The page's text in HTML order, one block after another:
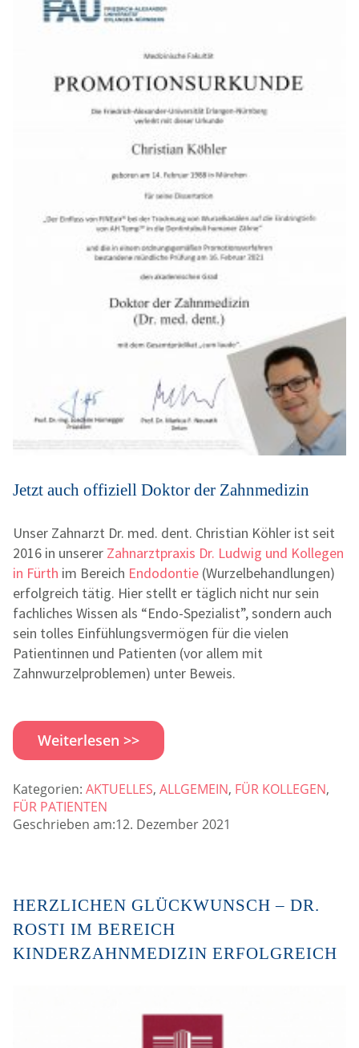
Jetzt auch offiziell Doktor der Zahnmedizin
Unser Zahnarzt Dr. med. dent. Christian Köhler ist seit
2016 in unserer Zahnarztpraxis Dr. Ludwig und Kollegen
in Fürth im Bereich Endodontie (Wurzelbehandlungen)
erfolgreich tätig. Hier stellt er täglich nicht nur sein
fachliches Wissen als “Endo-Spezialist”, sondern auch
sein tolles Einfühlungsvermögen für die vielen
Patientinnen und Patienten (vor allem mit
Zahnwurzelproblemen) unter Beweis.
Weiterlesen >>
Kategorien: AKTUELLES, ALLGEMEIN, FÜR KOLLEGEN,
FÜR PATIENTEN
Geschrieben am:12. Dezember 2021
HERZLICHEN GLÜCKWUNSCH – DR.
ROSTI IM BEREICH
KINDERZAHNMEDIZIN ERFOLGREICH